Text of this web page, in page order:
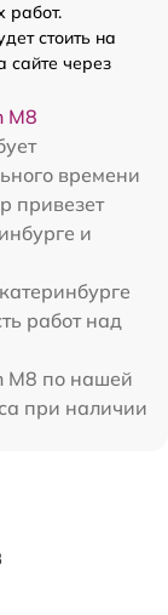
работ.
стоить на
сайте через
M8
времени
привезет
и
работ над
M8 по нашей
при наличии